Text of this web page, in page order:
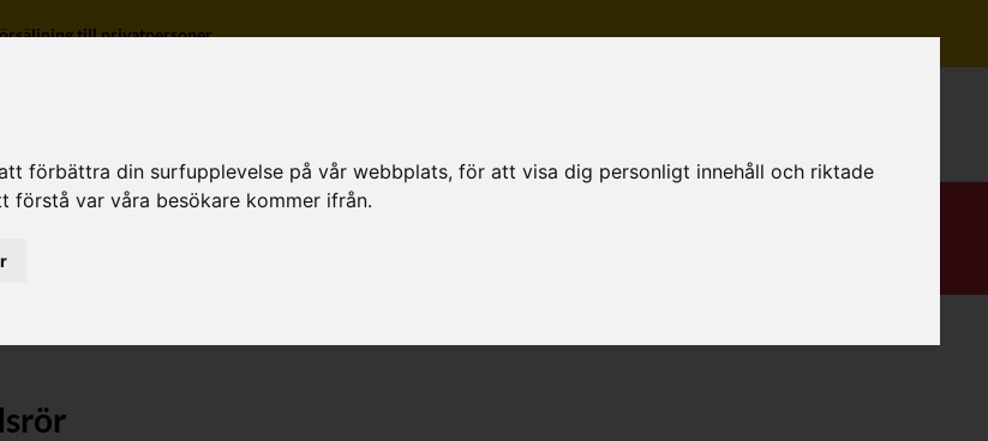
förbättra din surfupplevelse på vår webbplats, för att visa dig personligt innehåll och riktade
förstå var våra besökare kommer ifrån.
till privatpersoner.